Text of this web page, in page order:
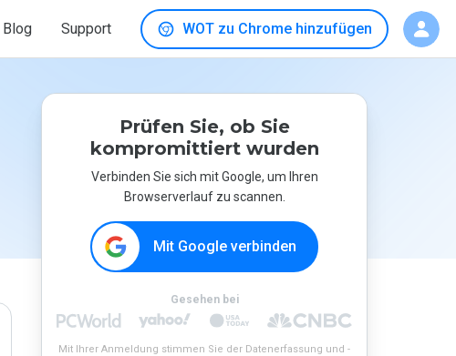
Blog Support WOT zu Chrome hinzufügen
Prüfen Sie, ob Sie
kompromittiert wurden
Verbinden Sie sich mit Google, um Ihren
Browserverlauf zu scannen.
Mit Google verbinden
Gesehen bei
Mit Ihrer Anmeldung stimmen Sie der Datenerfassung und -